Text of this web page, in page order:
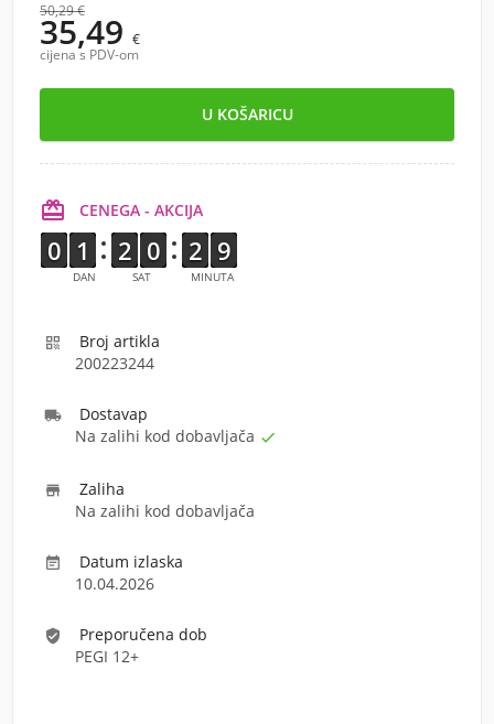
50,29 €
35,49 €
cijena s PDV-om
 CENEGA - AKCIJA
DAN
9
9
0
0 1
1
1
1
SAT
1
1
2
2 9
9
0
0
MINUTA
1
1
2
2 8
8
9
9

Broj artikla
200223244
 Dostavap
Na zalihi kod dobavljača 

Zaliha
Na zalihi kod dobavljača

Datum izlaska
10.04.2026
verified_user
Preporučena dob
PEGI 12+